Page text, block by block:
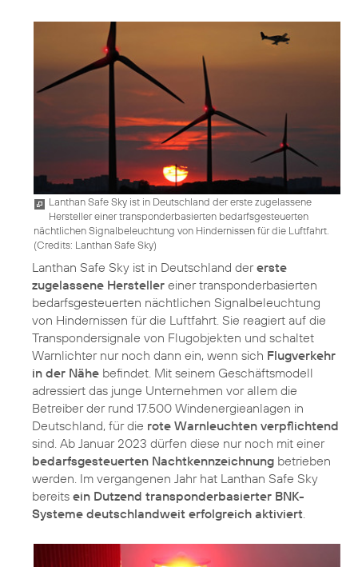
Lanthan Safe Sky ist in Deutschland der erste zugelassene
Hersteller einer transponderbasierten bedarfsgesteuerten
nächtlichen Signalbeleuchtung von Hindernissen für die Luftfahrt.
(Credits: Lanthan Safe Sky)
Lanthan Safe Sky ist in Deutschland dererste
zugelassene Hersteller einer transponderbasierten
bedarfsgesteuerten nächtlichen Signalbeleuchtung
von Hindernissen für die Luftfahrt. Sie reagiert auf die
Transpondersignale von Flugobjekten und schaltet
Warnlichter nur noch dann ein, wenn sich Flugverkehr
in der Nähe befindet. Mit seinem Geschäftsmodell
adressiert das junge Unternehmen vor allem die
Betreiber der rund 17.500 Windenergieanlagen in
Deutschland, für die rote Warnleuchten verpflichtend
sind. Ab Januar 2023 dürfen diese nur noch mit einer
bedarfsgesteuerten Nachtkennzeichnung betrieben
werden. Im vergangenen Jahr hat Lanthan Safe Sky
bereits ein Dutzend transponderbasierter BNK-
Systeme deutschlandweit erfolgreich aktiviert.